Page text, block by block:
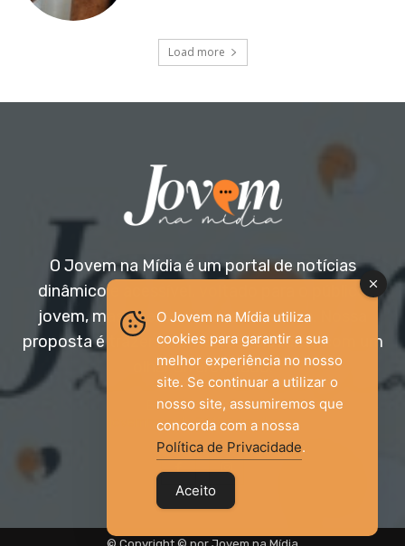
Load more
O Jovem na Mídia é um portal de notícias
dinâmico e acessível, voltado para o público
jovem, mas aberto a todas as idades. Nossa
proposta é trazer informação relevante com um
olhar diferenciado.
Entre em contato:
jovemnamidia2017@gmail.com
O Jovem na Mídia utiliza
cookies para garantir a sua
melhor experiência no nosso
site. Se continuar a utilizar o
nosso site, assumiremos que
concorda com a nossa
Política de Privacidade.
Aceito